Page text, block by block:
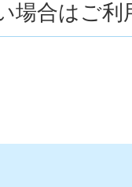
場合はご利